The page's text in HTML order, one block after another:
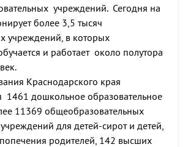
учреждений. Сегодня на
более 3,5 тысяч
учреждений, в которых
и работает около полутора
Краснодарского края
1461 дошкольное образовательное
11369 общеобразовательных
для детей-сирот и детей,
родителей, 142 высших